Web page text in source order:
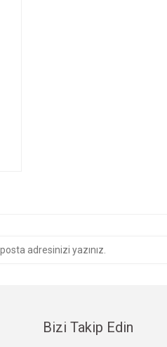
Bizi Takip Edin